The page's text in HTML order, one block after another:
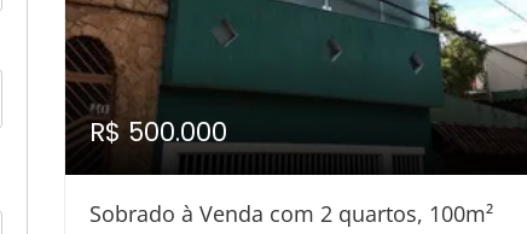
R$ 500.000
Sobrado à Venda com 2 quartos, 100m²